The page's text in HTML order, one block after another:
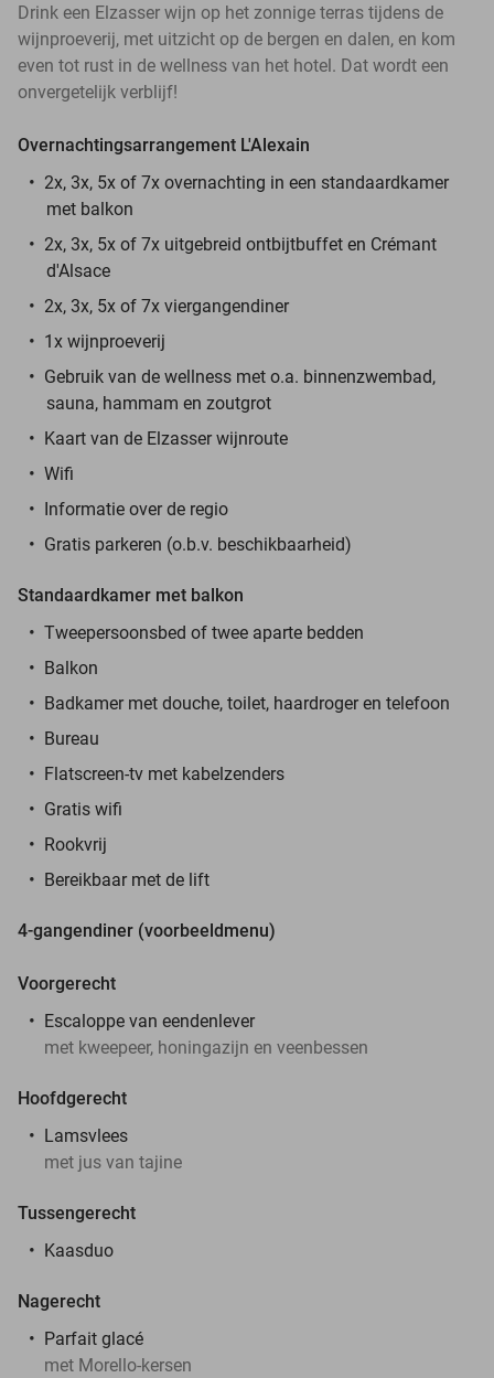
Drink een Elzasser wijn op het zonnige terras tijdens de
wijnproeverij, met uitzicht op de bergen en dalen, en kom
even tot rust in de wellness van het hotel. Dat wordt een
onvergetelijk verblijf!
Overnachtingsarrangement L'Alexain
2x, 3x, 5x of 7x overnachting in een standaardkamer
met balkon
2x, 3x, 5x of 7x uitgebreid ontbijtbuffet en Crémant
d'Alsace
2x, 3x, 5x of 7x viergangendiner
1x wijnproeverij
Gebruik van de wellness met o.a. binnenzwembad,
sauna, hammam en zoutgrot
Kaart van de Elzasser wijnroute
Wifi
Informatie over de regio
Gratis parkeren (o.b.v. beschikbaarheid)
Standaardkamer met balkon
Tweepersoonsbed of twee aparte bedden
Balkon
Badkamer met douche, toilet, haardroger en telefoon
Bureau
Flatscreen-tv met kabelzenders
Gratis wifi
Rookvrij
Bereikbaar met de lift
4-gangendiner (voorbeeldmenu)
Voorgerecht
Escaloppe van eendenlever
met kweepeer, honingazijn en veenbessen
Hoofdgerecht
Lamsvlees
met jus van tajine
Tussengerecht
Kaasduo
Nagerecht
Parfait glacé
met Morello-kersen